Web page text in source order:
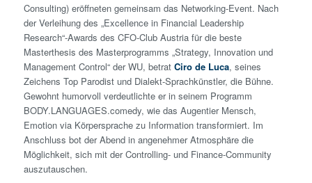
Consulting) eröffneten gemeinsam das Networking-Event. Nach
der Verleihung des „Excellence in Financial Leadership
Research“-Awards des CFO-Club Austria für die beste
Masterthesis des Masterprogramms „Strategy, Innovation und
Management Control“ der WU, betrat Ciro de Luca, seines
Zeichens Top Parodist und Dialekt-Sprachkünstler, die Bühne.
Gewohnt humorvoll verdeutlichte er in seinem Programm
BODY.LANGUAGES.comedy, wie das Augentier Mensch,
Emotion via Körpersprache zu Information transformiert. Im
Anschluss bot der Abend in angenehmer Atmosphäre die
Möglichkeit, sich mit der Controlling- und Finance-Community
auszutauschen.